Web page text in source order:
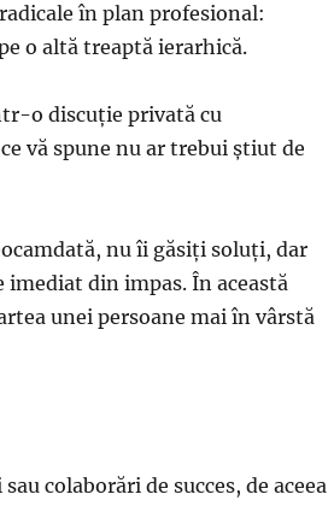
în plan profesional:
o altă treaptă ierarhică.
o discuţie privată cu
vă spune nu ar trebui ştiut de
nu îi găsiţi soluţi, dar
imediat din impas. În această
unei persoane mai în vârstă
colaborări de succes, de aceea